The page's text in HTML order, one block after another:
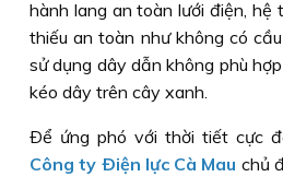
hành lang an toàn lưới điện, hệ
thiếu an toàn như không có
sử dụng dây dẫn không phù
kéo dây trên cây xanh.
Ðể ứng phó với thời tiết cực
Công ty Ðiện lực Cà Mau chủ